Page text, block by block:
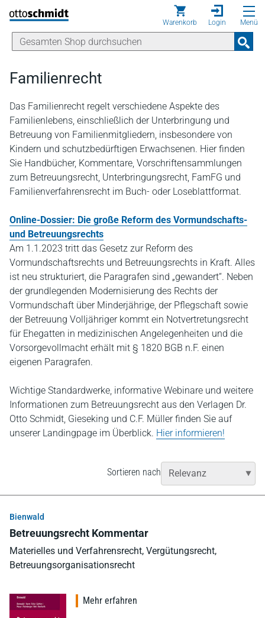
Direkt zum Inhalt
Warenkorb Login Menü
Familienrecht
Das Familienrecht regelt verschiedene Aspekte des
Familienlebens, einschließlich der Unterbringung und
Betreuung von Familienmitgliedern, insbesondere von
Kindern und schutzbedürftigen Erwachsenen. Hier finden
Sie Handbücher, Kommentare, Vorschriftensammlungen
zum Betreuungsrecht, Unterbringungsrecht, FamFG und
Familienverfahrensrecht im Buch- oder Loseblattformat.
Online-Dossier: Die große Reform des Vormundschafts-
und Betreuungsrechts
Am 1.1.2023 tritt das Gesetz zur Reform des
Vormundschaftsrechts und Betreuungsrechts in Kraft. Alles
ist neu strukturiert, die Paragrafen sind „gewandert“. Neben
der grundlegenden Modernisierung des Rechts der
Vormundschaft über Minderjährige, der Pflegschaft sowie
der Betreuung Volljähriger kommt ein Notvertretungsrecht
für Ehegatten in medizinischen Angelegenheiten und die
Vorsorgevollmacht erhält mit § 1820 BGB n.F. einen
eigenen Paragrafen.
Wichtige Standardwerke, informative Webinare und weitere
Informationen zum Betreuungsrecht aus den Verlagen Dr.
Otto Schmidt, Gieseking und C.F. Müller finden Sie auf
unserer Landingpage im Überblick. Hier informieren!
Sortieren nach
Bienwald
Betreuungsrecht Kommentar
Materielles und Verfahrensrecht, Vergütungsrecht,
Betreuungsorganisationsrecht
Mehr erfahren